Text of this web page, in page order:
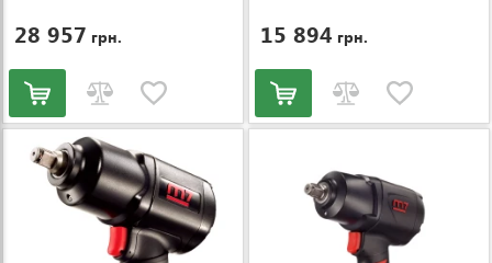
28 957 грн. 15 894 грн.